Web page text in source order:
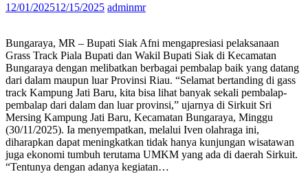
12/01/202512/15/2025 adminmr
Bungaraya, MR – Bupati Siak Afni mengapresiasi pelaksanaan
Grass Track Piala Bupati dan Wakil Bupati Siak di Kecamatan
Bungaraya dengan melibatkan berbagai pembalap baik yang datang
dari dalam maupun luar Provinsi Riau. “Selamat bertanding di gass
track Kampung Jati Baru, kita bisa lihat banyak sekali pembalap-
pembalap dari dalam dan luar provinsi,” ujarnya di Sirkuit Sri
Mersing Kampung Jati Baru, Kecamatan Bungaraya, Minggu
(30/11/2025). Ia menyempatkan, melalui Iven olahraga ini,
diharapkan dapat meningkatkan tidak hanya kunjungan wisatawan
juga ekonomi tumbuh terutama UMKM yang ada di daerah Sirkuit.
“Tentunya dengan adanya kegiatan…